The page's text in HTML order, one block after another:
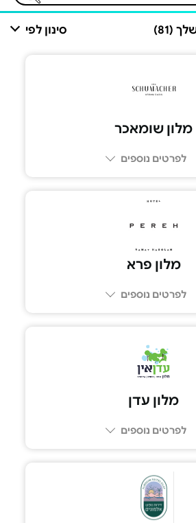
(81) סינון לפי
מלון שומאכר
לפרטים נוספים
מלון פרא
לפרטים נוספים
מלון עדן
לפרטים נוספים